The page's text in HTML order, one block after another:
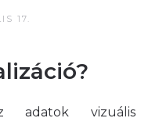
17.
adatok vizuális